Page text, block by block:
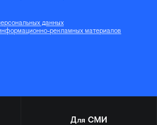
данных
рекламных материалов
Для СМИ